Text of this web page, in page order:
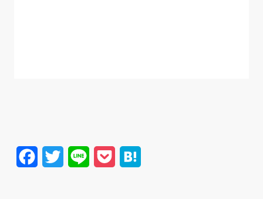
Facebook
TwitterLine Pocket